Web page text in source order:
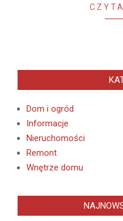
Dom i ogród
Informacje
Nieruchomości
Remont
Wnętrze domu